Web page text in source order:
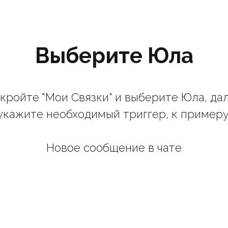
Выберите Юла
"Мои Связки" и выберите Юла,
необходимый триггер, к
Новое сообщение в чате